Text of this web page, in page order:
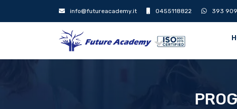
info@futureacademy.it 0455118822 393